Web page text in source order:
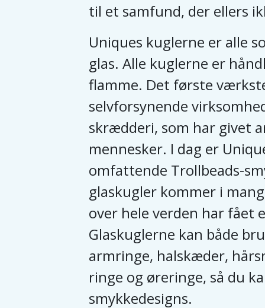
til et samfund, der ellers
Uniques kuglerne er alle
glas. Alle kuglerne er
flamme. Det første
selvforsynende
skrædderi, som har givet
mennesker. I dag er
omfattende Trollbeads-
glaskugler kommer i
over hele verden har fået
Glaskuglerne kan både
armringe, halskæder,
ringe og øreringe, så du
smykkedesigns.